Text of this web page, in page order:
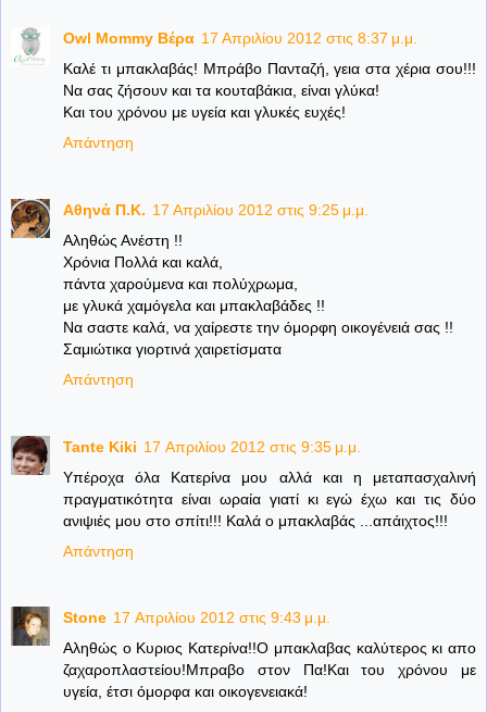
Owl Mommy Βέρα 17 Απριλίου 2012 στις 8:37 μ.μ.
Καλέ τι μπακλαβάς! Μπράβο Πανταζή, γεια στα χέρια σου!!!
Να σας ζήσουν και τα κουταβάκια, είναι γλύκα!
Και του χρόνου με υγεία και γλυκές ευχές!
Απάντηση
Aθηνά Π.Κ. 17 Απριλίου 2012 στις 9:25 μ.μ.
Αληθώς Ανέστη !!
Χρόνια Πολλά και καλά,
πάντα χαρούμενα και πολύχρωμα,
με γλυκά χαμόγελα και μπακλαβάδες !!
Να σαστε καλά, να χαίρεστε την όμορφη οικογένειά σας !!
Σαμιώτικα γιορτινά χαιρετίσματα
Απάντηση
Tante Kiki 17 Απριλίου 2012 στις 9:35 μ.μ.
Υπέροχα όλα Κατερίνα μου αλλά και η μεταπασχαλινή
πραγματικότητα είναι ωραία γιατί κι εγώ έχω και τις δύο
ανιψιές μου στο σπίτι!!! Καλά ο μπακλαβάς ...απάιχτος!!!
Απάντηση
Stone 17 Απριλίου 2012 στις 9:43 μ.μ.
Αληθώς ο Κυριος Κατερίνα!!Ο μπακλαβας καλύτερος κι απο
ζαχαροπλαστείου!Μπραβο στον Πα!Και του χρόνου με
υγεία, έτσι όμορφα και οικογενειακά!